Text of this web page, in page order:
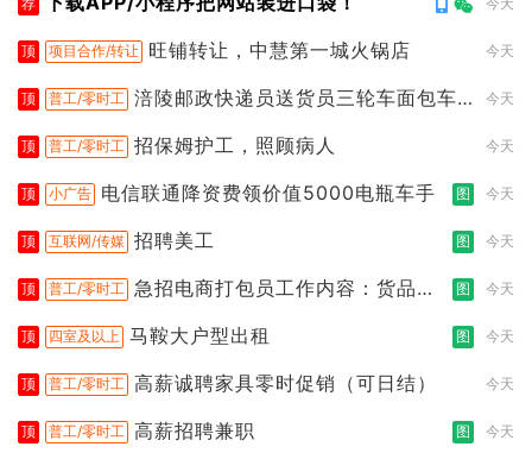
顶 项目合作/转让 旺铺转让，中慧第一城火锅店 今天
顶 普工/零时工 涪陵邮政快递员送货员三轮车面包车
今天
顶 普工/零时工 招保姆护工，照顾病人 今天
顶 小广告 电信联通降资费领价值5000电瓶车手 图 今天
顶 互联网/传媒 招聘美工 图 今天
顶 普工/零时工 急招电商打包员工作内容：货品分
图 今天
顶 四室及以上 马鞍大户型出租 图 今天
顶 普工/零时工 高薪诚聘家具零时促销（可日结） 今天
顶 普工/零时工 高薪招聘兼职 图 今天